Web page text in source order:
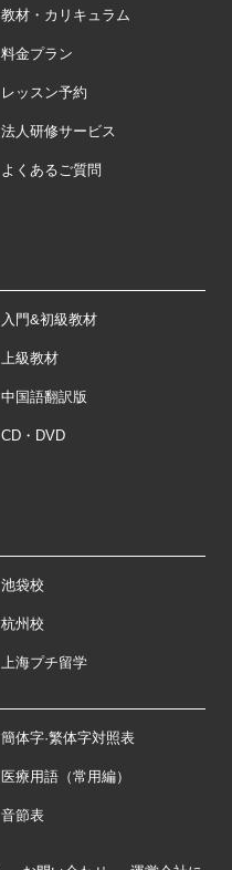
教材・カリキュラム
料金プラン
レッスン予約
法人研修サービス
よくあるご質問
入門&初級教材
上級教材
中国語翻訳版
CD・DVD
池袋校
杭州校
上海プチ留学
簡体字·繁体字対照表
医療用語（常用編）
音節表